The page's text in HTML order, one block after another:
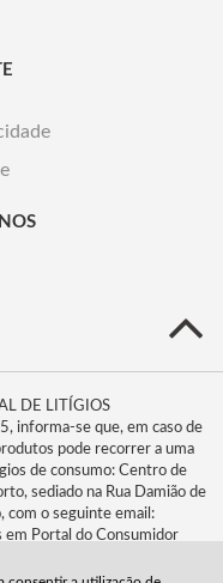
DE LITÍGIOS
informa-se que, em caso de
pode recorrer a uma
de consumo: Centro de
sediado na Rua Damião de
o seguinte email:
em Portal do Consumidor